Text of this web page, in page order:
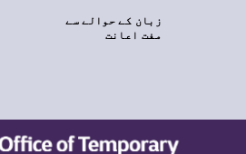
زبان کے حوالے سے
مفت اعانت